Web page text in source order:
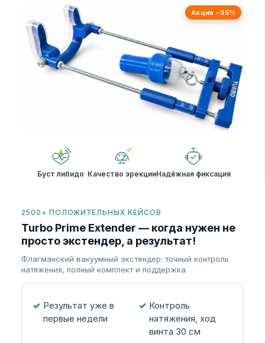
Акция −35%
Буст либидо Качество эрекцииНадёжная фиксация
2500+ ПОЛОЖИТЕЛЬНЫХ КЕЙСОВ
Turbo Prime Extender — когда нужен не
просто экстендер, а результат!
Флагманский вакуумный экстендер: точный контроль
натяжения, полный комплект и поддержка.
Результат уже в
первые недели
Контроль
натяжения, ход
винта 30 см